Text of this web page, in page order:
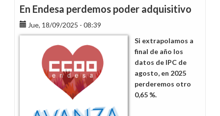
En Endesa perdemos poder adquisitivo
Jue, 18/09/2025 - 08:39
Si extrapolamos a
final de año los
datos de IPC de
agosto, en 2025
perderemos otro
0,65 %.